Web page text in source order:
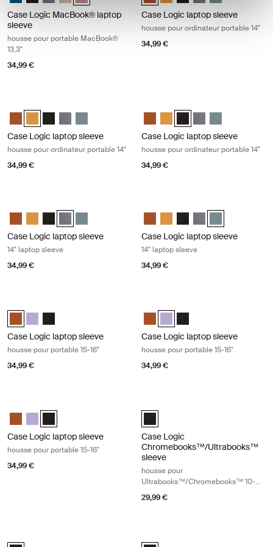
Case Logic MacBook® laptop
sleeve
housse pour portable MacBook®
13,3"
34,99 €
Case Logic laptop sleeve
housse pour ordinateur portable 14"
34,99 €
Case Logic 14" laptop sleeve Rustic Amber
Case Logic 14" laptop sleeve Buckthorn (selected)
Case Logic 14" laptop sleeve Noir
Case Logic 14" laptop sleeve Grahite
Case Logic 14" laptop sleeve Arona Blue
Case Logic laptop sleeve
housse pour ordinateur portable 14"
34,99 €
Case Logic 14" laptop sleeve
Case Logic 14" laptop sleeve
Case Logic 14" laptop
Case Logic 14"
Case Logic 14"
Case Logic laptop sleeve
housse pour ordinateur portable 14"
34,99 €
Case Logic 14" laptop sleeve Rustic Amber
Case Logic 14" laptop sleeve Buckthorn
Case Logic 14" laptop sleeve Noir
Case Logic 14" laptop sleeve Grahite (selected)
Case Logic 14" laptop sleeve Arona Blue
Case Logic laptop sleeve
14" laptop sleeve
34,99 €
Case Logic 14" laptop sleeve
Case Logic 14" laptop sleeve
Case Logic 14" laptop
Case Logic 14"
Case Logic 14"
Case Logic laptop sleeve
14" laptop sleeve
34,99 €
Case Logic 15-16" Laptop Sleeve Rustic Amber (selected)
Case Logic 15-16" Laptop Sleeve Lilac
Case Logic 15-16" Laptop Sleeve Noir
Case Logic laptop sleeve
housse pour portable 15-16"
34,99 €
Case Logic 15-16" Laptop
Case Logic 15-16" Laptop
Case Logic 15-16"
Case Logic laptop sleeve
housse pour portable 15-16"
34,99 €
Case Logic 15-16" Laptop Sleeve Rustic Amber
Case Logic 15-16" Laptop Sleeve Lilac
Case Logic 15-16" Laptop Sleeve Noir (selected)
Case Logic laptop sleeve
housse pour portable 15-16"
34,99 €
Case Logic 10-11.6"
Case Logic
Chromebooks™/Ultrabooks™
sleeve
housse pour
Ultrabooks™/Chromebooks™ 10-
11,6"
29,99 €
Case Logic 17-17.3" Laptop Sleeve Noir (selected)Case Logic 12.5" - 13.3" Slim